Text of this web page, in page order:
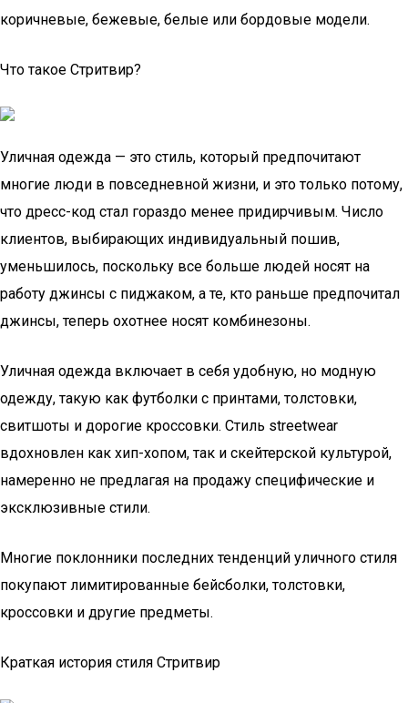
коричневые, бежевые, белые или бордовые модели.
Что такое Стритвир?
Уличная одежда — это стиль, который предпочитают
многие люди в повседневной жизни, и это только потому,
что дресс-код стал гораздо менее придирчивым. Число
клиентов, выбирающих индивидуальный пошив,
уменьшилось, поскольку все больше людей носят на
работу джинсы с пиджаком, а те, кто раньше предпочитал
джинсы, теперь охотнее носят комбинезоны.
Уличная одежда включает в себя удобную, но модную
одежду, такую как футболки с принтами, толстовки,
свитшоты и дорогие кроссовки. Стиль streetwear
вдохновлен как хип-хопом, так и скейтерской культурой,
намеренно не предлагая на продажу специфические и
эксклюзивные стили.
Многие поклонники последних тенденций уличного стиля
покупают лимитированные бейсболки, толстовки,
кроссовки и другие предметы.
Краткая история стиля Стритвир